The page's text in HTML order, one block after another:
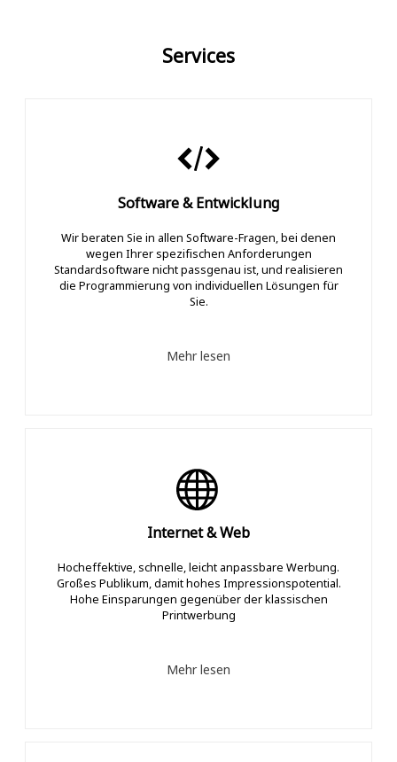
Services
Software & Entwicklung
Wir beraten Sie in allen Software-Fragen, bei denen
wegen Ihrer spezifischen Anforderungen
Standardsoftware nicht passgenau ist, und realisieren
die Programmierung von individuellen Lösungen für
Sie.
Mehr lesen
Internet & Web
Hocheffektive, schnelle, leicht anpassbare Werbung.
Großes Publikum, damit hohes Impressionspotential.
Hohe Einsparungen gegenüber der klassischen
Printwerbung
Mehr lesen